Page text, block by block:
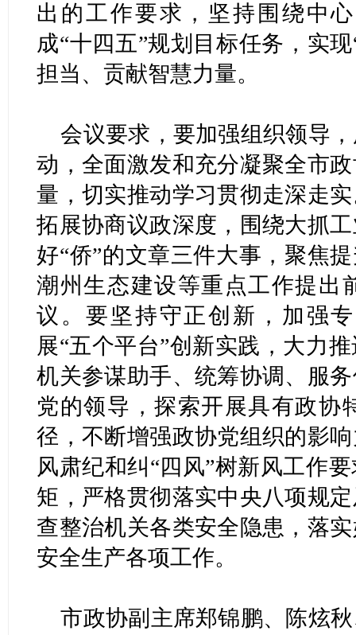
出的工作要求，坚持围绕中
成“十四五”规划目标任务，实
担当、贡献智慧力量。
会议要求，要加强组织领导
动，全面激发和充分凝聚全市
量，切实推动学习贯彻走深走
拓展协商议政深度，围绕大抓
好“侨”的文章三件大事，聚焦
潮州生态建设等重点工作提出
议。要坚持守正创新，加强
展“五个平台”创新实践，大力
机关参谋助手、统筹协调、服
党的领导，探索开展具有政协
径，不断增强政协党组织的影
风肃纪和纠“四风”树新风工作
矩，严格贯彻落实中央八项规
查整治机关各类安全隐患，落
安全生产各项工作。
市政协副主席郑锦鹏、陈炫